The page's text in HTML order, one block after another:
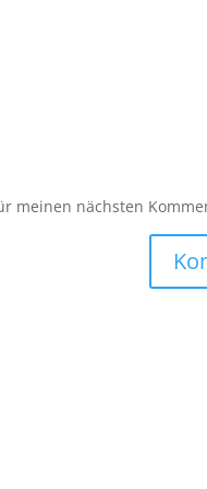
meinen nächsten